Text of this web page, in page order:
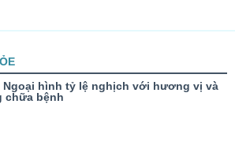
Ngoại hình tỷ lệ nghịch với hương vị và
chữa bệnh